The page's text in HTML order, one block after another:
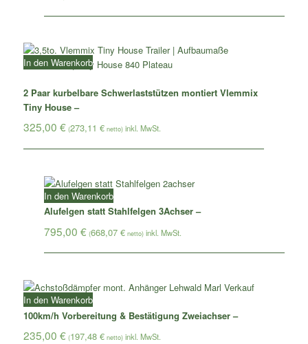
2 Paar kurbelbare Schwerlaststützen montiert Vlemmix
Tiny House –
325,00€ (273,11€ netto)
In den Warenkorb
Alufelgen statt Stahlfelgen 3Achser –
795,00 € (668,07 €netto)
In den Warenkorb
100km/h Vorbereitung & Bestätigung Zweiachser –
235,00€ (197,48€ netto)
In den Warenkorb